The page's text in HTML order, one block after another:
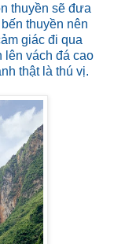
thuyền sẽ đưa
thuyền nên
giác đi qua
lên vách đá cao
thật là thú vị.